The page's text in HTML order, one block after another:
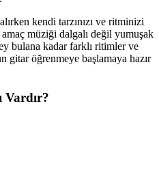
kendi tarzınızı ve ritminizi
müziği dalgalı değil yumuşak
bulana kadar farklı ritimler ve
gitar öğrenmeye başlamaya hazır
Vardır?